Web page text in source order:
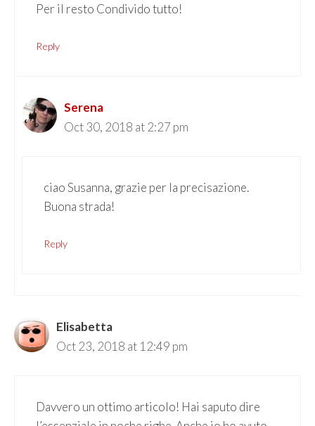
Per il resto Condivido tutto!
Reply
Serena
Oct 30, 2018 at 2:27 pm
ciao Susanna, grazie per la precisazione.
Buona strada!
Reply
Elisabetta
Oct 23, 2018 at 12:49 pm
Davvero un ottimo articolo! Hai saputo dire